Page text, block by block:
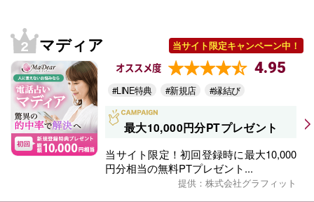
マディア 当サイト限定キャンペーン中！
オススメ度 4.95
#LINE特典 #新規店 #縁結び
最大10,000円分PTプレゼント
当サイト限定！初回登録時に最大10,000
円分相当の無料PTプレゼント...
提供：株式会社グラフィット